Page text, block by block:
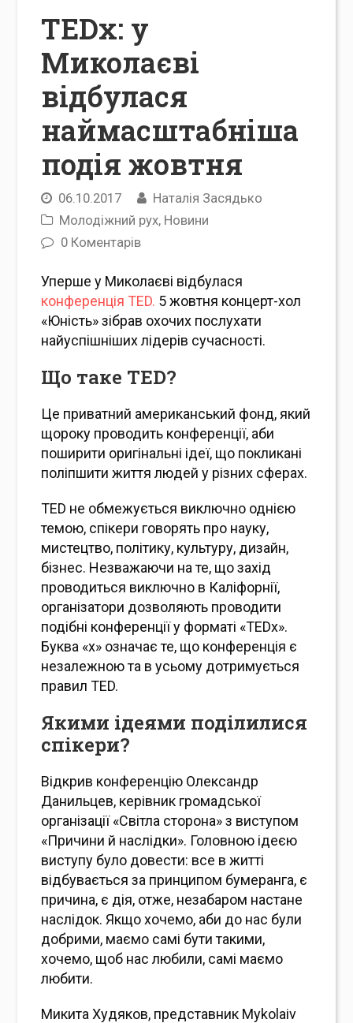
TEDx: у
Миколаєві
відбулася
наймасштабніша
подія жовтня
06.10.2017
Наталія Засядько
Молодіжний рух, Новини
0 Коментарів
Уперше у Миколаєві відбулася
конференція TED. 5 жовтня концерт-хол
«Юність» зібрав охочих послухати
найуспішніших лідерів сучасності.
Що таке TED?
Це приватний американський фонд, який
щороку проводить конференції, аби
поширити оригінальні ідеї, що покликані
поліпшити життя людей у різних сферах.
TED не обмежується виключно однією
темою, спікери говорять про науку,
мистецтво, політику, культуру, дизайн,
бізнес. Незважаючи на те, що захід
проводиться виключно в Каліфорнії,
організатори дозволяють проводити
подібні конференції у форматі «TEDx».
Буква «х» означає те, що конференція є
незалежною та в усьому дотримується
правил TED.
Якими ідеями поділилися
спікери?
Відкрив конференцію Олександр
Данильцев, керівник громадської
організації «Світла сторона» з виступом
«Причини й наслідки». Головною ідеєю
виступу було довести: все в житті
відбувається за принципом бумеранга, є
причина, є дія, отже, незабаром настане
наслідок. Якщо хочемо, аби до нас були
добрими, маємо самі бути такими,
хочемо, щоб нас любили, самі маємо
любити.
Микита Худяков, представник Mykolaiv